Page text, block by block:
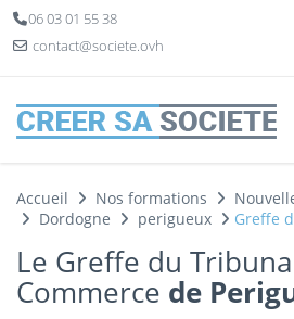
06 03 01 55 38
contact@societe.ovh
Accueil Nos formations
Dordogne
perigueux Greffe
Le Greffe du
Commerce de
Panneau de gestion des cookies